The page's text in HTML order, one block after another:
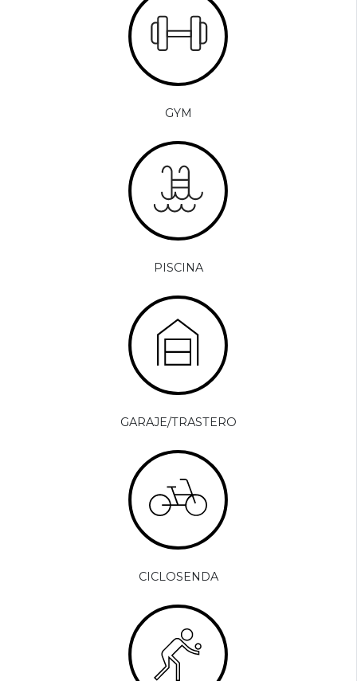
GYM
PISCINA
GARAJE/TRASTERO
CICLOSENDA